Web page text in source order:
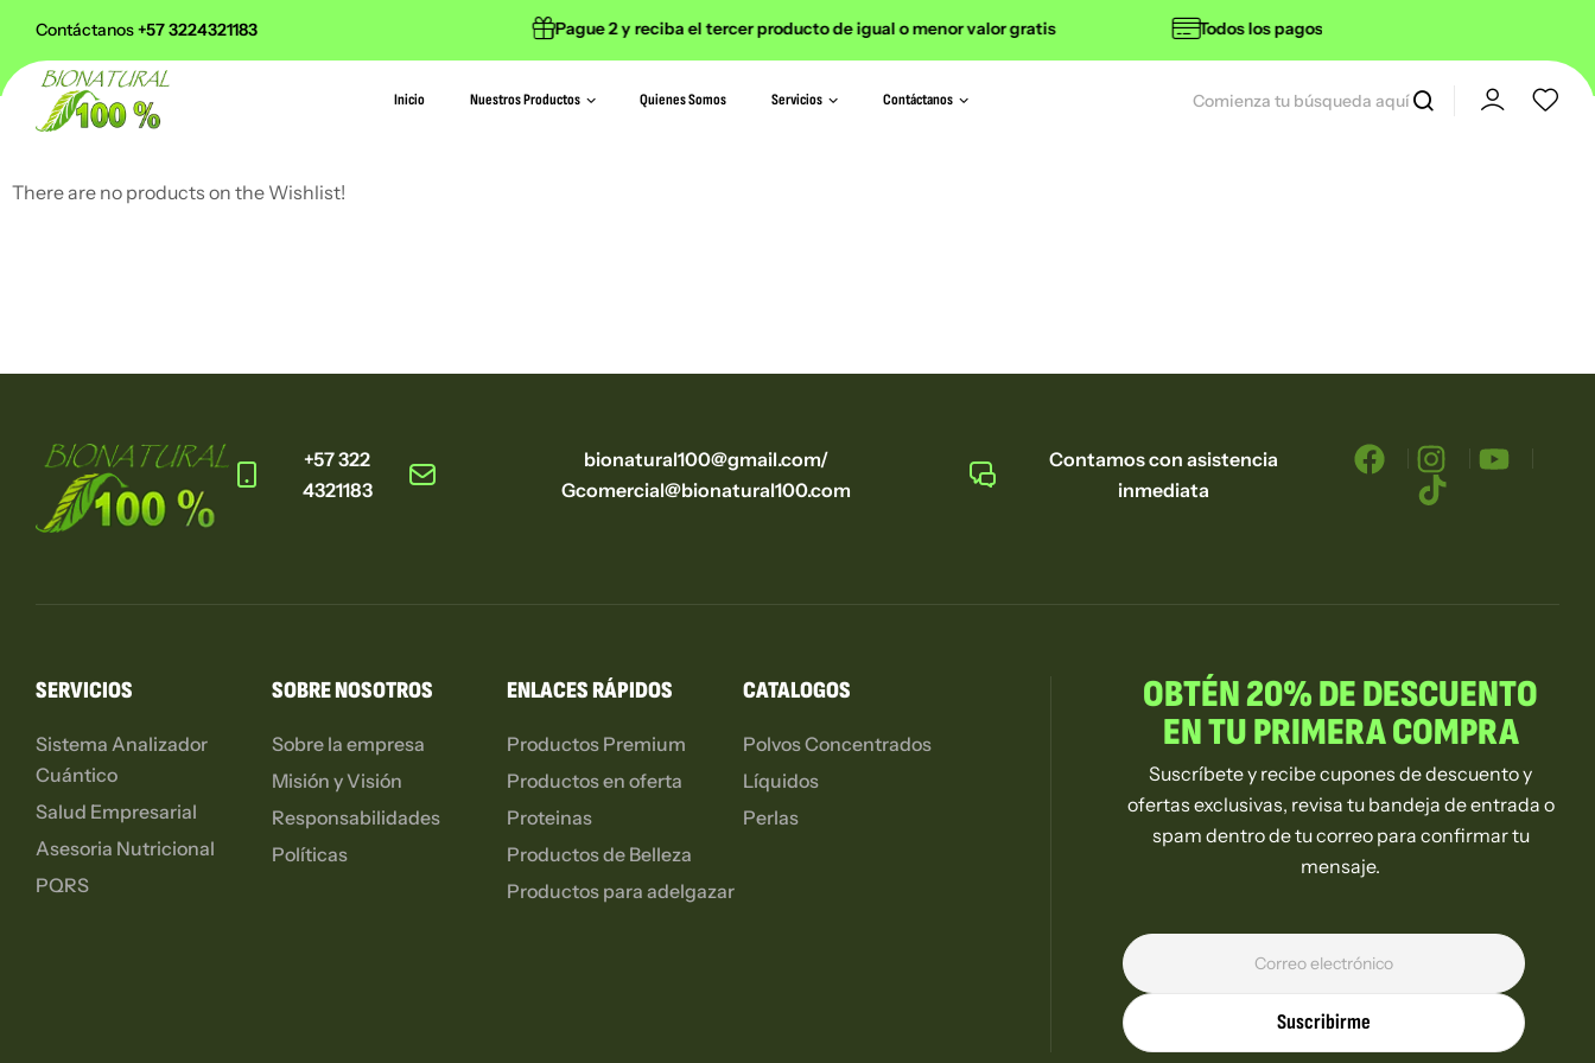
Contáctanos+57 3224321183
en pedidos superiores a $168.000 pesos Pague 2 y reciba el tercer producto de igual o menor valor gratis Todos los pagos aceptados
Inicio Nuestros Productos Quienes Somos Servicios Contáctanos
There are no products on the Wishlist!
+57 322
4321183
bionatural100@gmail.com/
Gcomercial@bionatural100.com
Contamos con asistencia
inmediata
SERVICIOS
Sistema Analizador
Cuántico
Salud Empresarial
Asesoria Nutricional
PQRS
SOBRE NOSOTROS
Sobre la empresa
Misión y Visión
Responsabilidades
Políticas
ENLACES RÁPIDOS
Productos Premium
Productos en oferta
Proteinas
Productos de Belleza
Productos para adelgazar
CATALOGOS
Polvos Concentrados
Líquidos
Perlas
OBTÉN 20% DE DESCUENTO
EN TU PRIMERA COMPRA
Suscríbete y recibe cupones de descuento y
ofertas exclusivas, revisa tu bandeja de entrada o
spam dentro de tu correo para confirmar tu
mensaje.
Suscribirme